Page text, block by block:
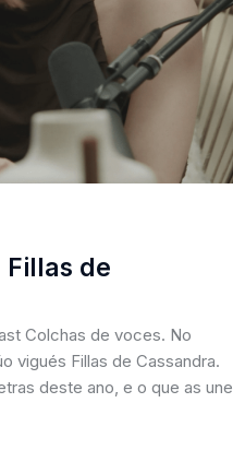
de
Colchas de voces. No
vigués Fillas de Cassandra.
deste ano, e o que as une